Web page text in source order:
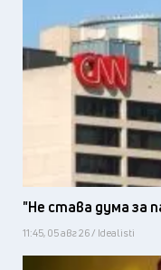
"Не става дума за
11:45, 05 авг 26 / Idealisti